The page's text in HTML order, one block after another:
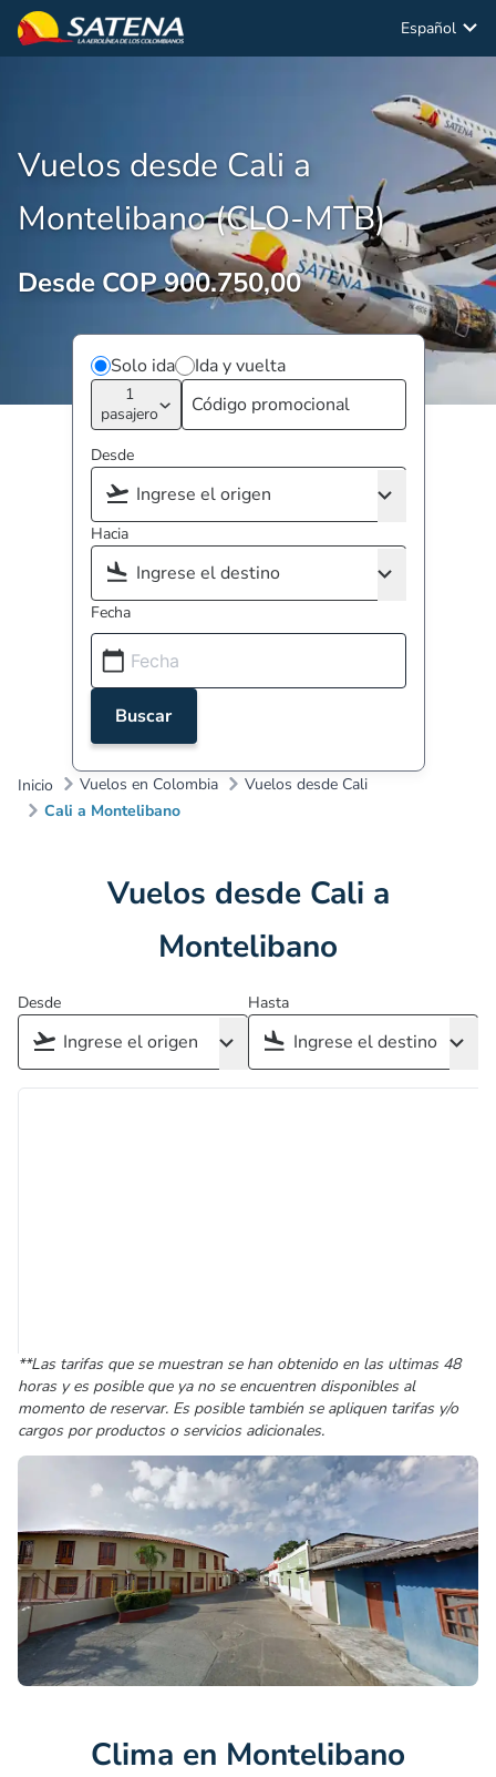
Español
Vuelos desde Cali a
Montelibano (CLO-MTB)
Desde COP 900.750,00
Solo ida Ida y vuelta
1
pasajero
Desde
Hacia
Fecha
Buscar
Inicio Vuelos en Colombia
Vuelos desde Cali
Cali a Montelibano
Vuelos desde Cali a
Montelibano
Desde Hasta
**Las tarifas que se muestran se han obtenido en las ultimas 48
horas y es posible que ya no se encuentren disponibles al
momento de reservar. Es posible también se apliquen tarifas y/o
cargos por productos o servicios adicionales.
Clima en Montelibano